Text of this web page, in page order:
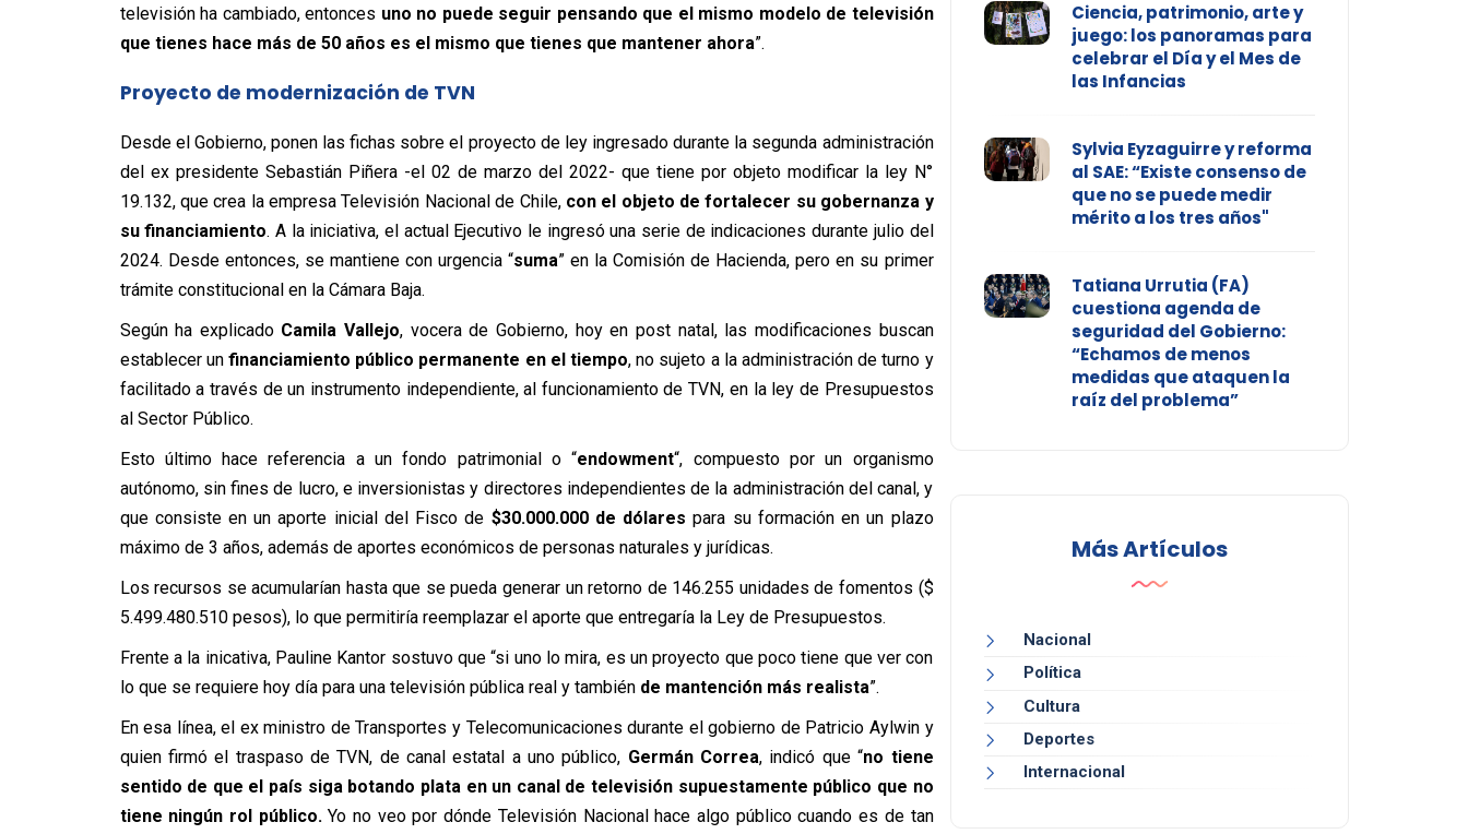
televisión ha cambiado, entonces uno no puede seguir pensando que el mismo modelo de televisión
que tienes hace más de 50 años es el mismo que tienes que mantener ahora”.
Proyecto de modernización de TVN
Desde el Gobierno, ponen las fichas sobre el proyecto de ley ingresado durante la segunda administración
del ex presidente Sebastián Piñera -el 02 de marzo del 2022- que tiene por objeto modificar la ley N°
19.132, que crea la empresa Televisión Nacional de Chile, con el objeto de fortalecer su gobernanza y
su financiamiento. A la iniciativa, el actual Ejecutivo le ingresó una serie de indicaciones durante julio del
2024. Desde entonces, se mantiene con urgencia “suma” en la Comisión de Hacienda, pero en su primer
trámite constitucional en la Cámara Baja.
Según ha explicado Camila Vallejo, vocera de Gobierno, hoy en post natal, las modificaciones buscan
establecer un financiamiento público permanente en el tiempo, no sujeto a la administración de turno y
facilitado a través de un instrumento independiente, al funcionamiento de TVN, en la ley de Presupuestos
al Sector Público.
Esto último hace referencia a un fondo patrimonial o “endowment“, compuesto por un organismo
autónomo, sin fines de lucro, e inversionistas y directores independientes de la administración del canal, y
que consiste en un aporte inicial del Fisco de $30.000.000 de dólares para su formación en un plazo
máximo de 3 años, además de aportes económicos de personas naturales y jurídicas.
Los recursos se acumularían hasta que se pueda generar un retorno de 146.255 unidades de fomentos ($
5.499.480.510 pesos), lo que permitiría reemplazar el aporte que entregaría la Ley de Presupuestos.
Frente a la inicativa, Pauline Kantor sostuvo que “si uno lo mira, es un proyecto que poco tiene que ver con
lo que se requiere hoy día para una televisión pública real y también de mantención más realista”.
En esa línea, el ex ministro de Transportes y Telecomunicaciones durante el gobierno de Patricio Aylwin y
quien firmó el traspaso de TVN, de canal estatal a uno público, Germán Correa, indicó que “no tiene
sentido de que el país siga botando plata en un canal de televisión supuestamente público que no
tiene ningún rol público.Yo no veo por dónde Televisión Nacional hace algo público cuando es de tan
Ciencia, patrimonio, arte y
juego: los panoramas para
celebrar el Día y el Mes de
las Infancias
Sylvia Eyzaguirre y reforma
al SAE: “Existe consenso de
que no se puede medir
mérito a los tres años"
Tatiana Urrutia (FA)
cuestiona agenda de
seguridad del Gobierno:
“Echamos de menos
medidas que ataquen la
raíz del problema”
Más Artículos
Nacional
Política
Cultura
Deportes
Internacional